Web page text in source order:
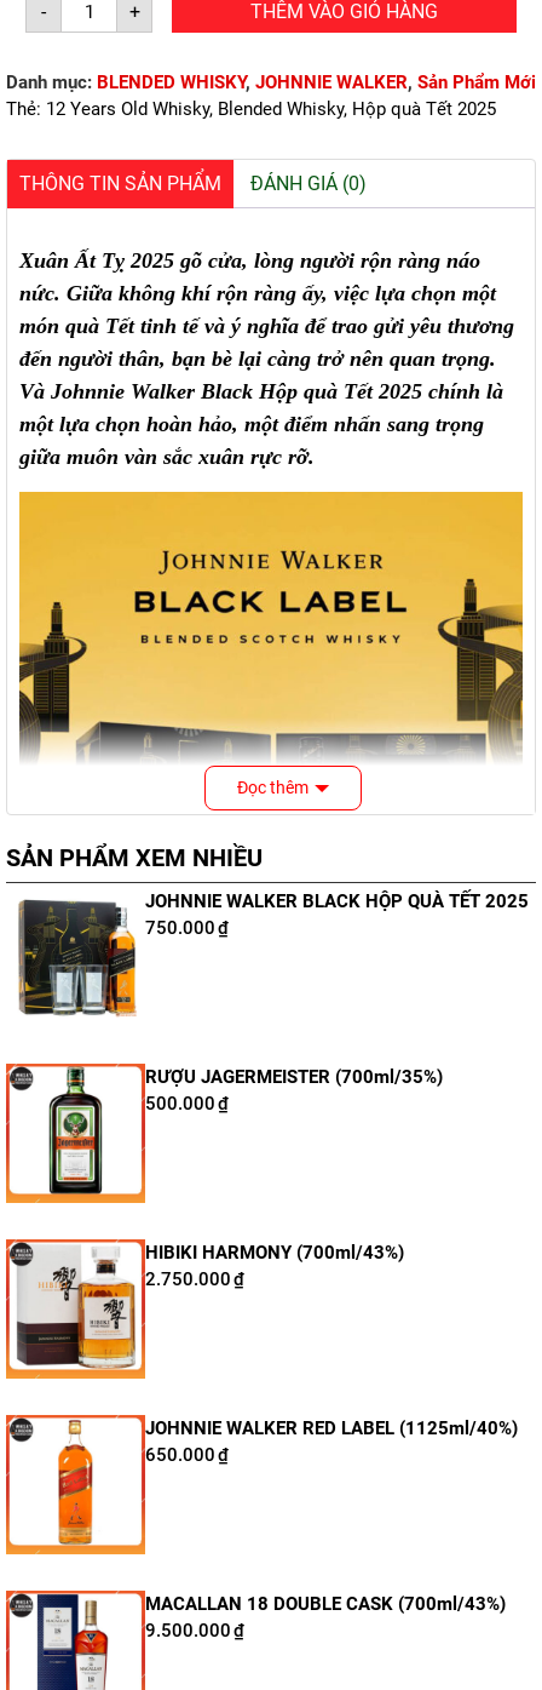
-
WALKER
BLACK
TẾT
2025
+ THÊM VÀO GIỎ HÀNG
Danh mục: BLENDED WHISKY, JOHNNIE WALKER, Sản Phẩm Mới
Thẻ: 12 Years Old Whisky, Blended Whisky, Hộp quà Tết 2025
THÔNG TIN SẢN PHẨM ĐÁNH GIÁ (0)
Xuân Ất Tỵ 2025 gõ cửa, lòng người rộn ràng náo
nức. Giữa không khí rộn ràng ấy, việc lựa chọn một
món quà Tết tinh tế và ý nghĩa để trao gửi yêu thương
đến người thân, bạn bè lại càng trở nên quan trọng.
Và Johnnie Walker Black Hộp quà Tết 2025 chính là
một lựa chọn hoàn hảo, một điểm nhấn sang trọng
giữa muôn vàn sắc xuân rực rỡ.
Nội dung bài viết
2025
Thương hiệu:
Dung tích:
Tuổi rượu:
12 năm
Phân loại:
Xuất xứ:
Quy cách:
Hãy tưởng tượng, trong cái se lạnh đầu xuân, bên cạnh
mâm cỗ sum vầy, bạn nâng ly Johnnie Walker Black
Label 12 năm tuổi, hương vị êm ái, nồng nàn lan tỏa,
Đọc thêm
SẢN PHẨM XEM NHIỀU
JOHNNIE WALKER BLACK HỘP QUÀ TẾT 2025
750.000₫
RƯỢU JAGERMEISTER (700ml/35%)
500.000₫
HIBIKI HARMONY (700ml/43%)
2.750.000₫
JOHNNIE WALKER RED LABEL (1125ml/40%)
650.000₫
MACALLAN 18 DOUBLE CASK (700ml/43%)
9.500.000₫